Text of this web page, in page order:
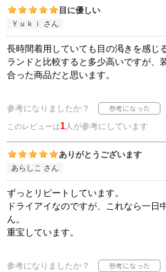
目に優しい
Ｙｕｋｉ さん
長時間着用していても目の渇きを感じ
ランドと比較すると多少高いですが、
合った商品だと思います。
参考になりましたか？
このレビューは1人が参考にしています
ありがとうございます
あらしこ さん
ずっとリピートしています。
ドライアイなのですが、これなら一日
ん。
重宝しています。
参考になりましたか？